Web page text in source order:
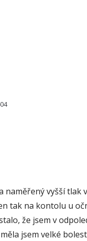
naměřený vyšší
tak na kontolu u
že jsem v
jsem velké